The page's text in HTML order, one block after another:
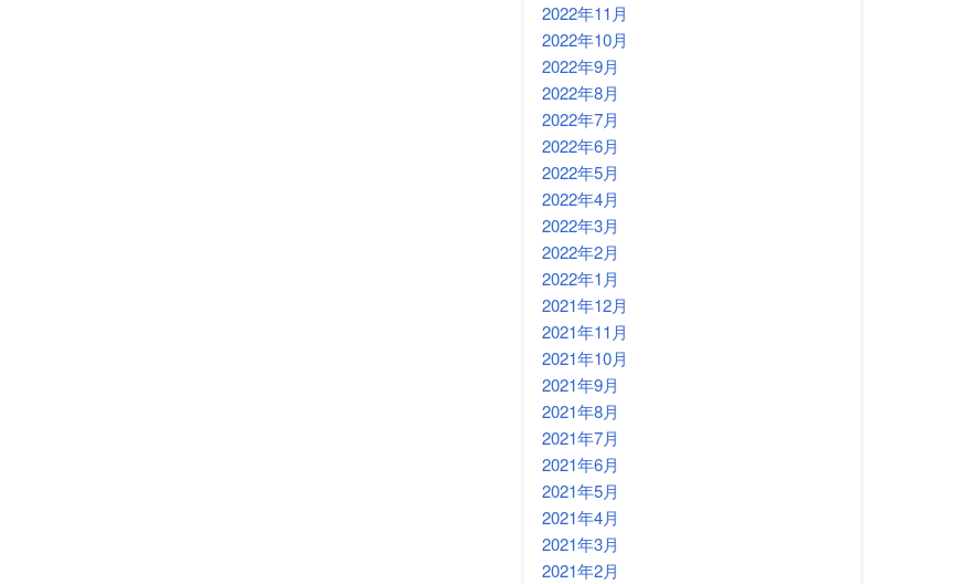
2022年11月
2022年10月
2022年9月
2022年8月
2022年7月
2022年6月
2022年5月
2022年4月
2022年3月
2022年2月
2022年1月
2021年12月
2021年11月
2021年10月
2021年9月
2021年8月
2021年7月
2021年6月
2021年5月
2021年4月
2021年3月
2021年2月